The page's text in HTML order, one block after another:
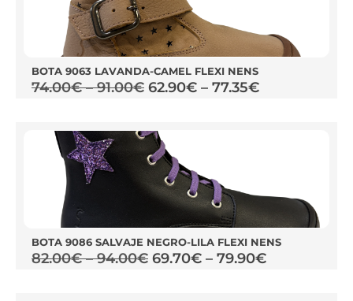
BOTA 9063 LAVANDA-CAMEL FLEXI NENS
74.00€ – 91.00€ 62.90€ – 77.35€
BOTA 9086 SALVAJE NEGRO-LILA FLEXI NENS
82.00€ – 94.00€ 69.70€ – 79.90€